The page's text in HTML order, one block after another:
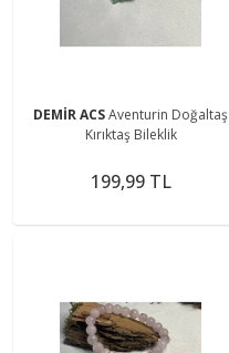
DEMİR ACSAventurin Doğaltaş
Kırıktaş Bileklik
199,99 TL